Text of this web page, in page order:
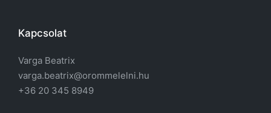
Kapcsolat
Varga Beatrix
varga.beatrix@orommelelni.hu
+36 20 345 8949